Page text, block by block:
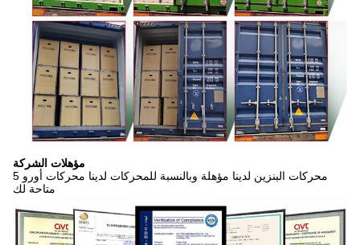
مؤهلات الشركة
محركات البنزين لدينا مؤهلة وبالنسبة للمحركات لدينا محركات أورو 5
متاحة لك